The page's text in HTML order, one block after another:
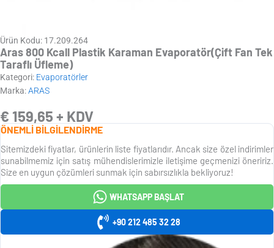
Ürün Kodu: 17.209.264
Aras 800 Kcall Plastik Karaman Evaporatör(Çift Fan Tek
Taraflı Üfleme)
Kategori: Evaporatörler
Marka:ARAS
€ 159,65 + KDV
ÖNEMLİ BİLGİLENDİRME
Sitemizdeki fiyatlar, ürünlerin liste fiyatlarıdır. Ancak size özel indirimler
sunabilmemiz için satış mühendislerimizle iletişime geçmenizi öneririz.
Size en uygun çözümleri sunmak için sabırsızlıkla bekliyoruz!
WHATSAPP BAŞLAT
+90 212 485 32 28